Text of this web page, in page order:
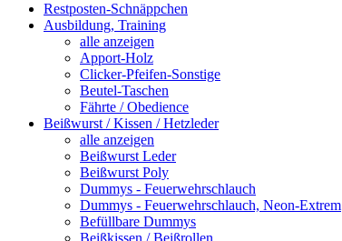
Restposten-Schnäppchen
Ausbildung, Training
alle anzeigen
Apport-Holz
Clicker-Pfeifen-Sonstige
Beutel-Taschen
Fährte / Obedience
Beißwurst / Kissen / Hetzleder
alle anzeigen
Beißwurst Leder
Beißwurst Poly
Dummys - Feuerwehrschlauch
Dummys - Feuerwehrschlauch, Neon-Extrem
Befüllbare Dummys
Beißkissen / Beißrollen